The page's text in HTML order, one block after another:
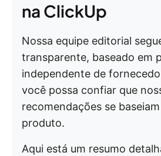
na ClickUp
Nossa equipe editorial
transparente, baseado em
independente de
você possa confiar que
recomendações se
produto.
Aqui está um resumo